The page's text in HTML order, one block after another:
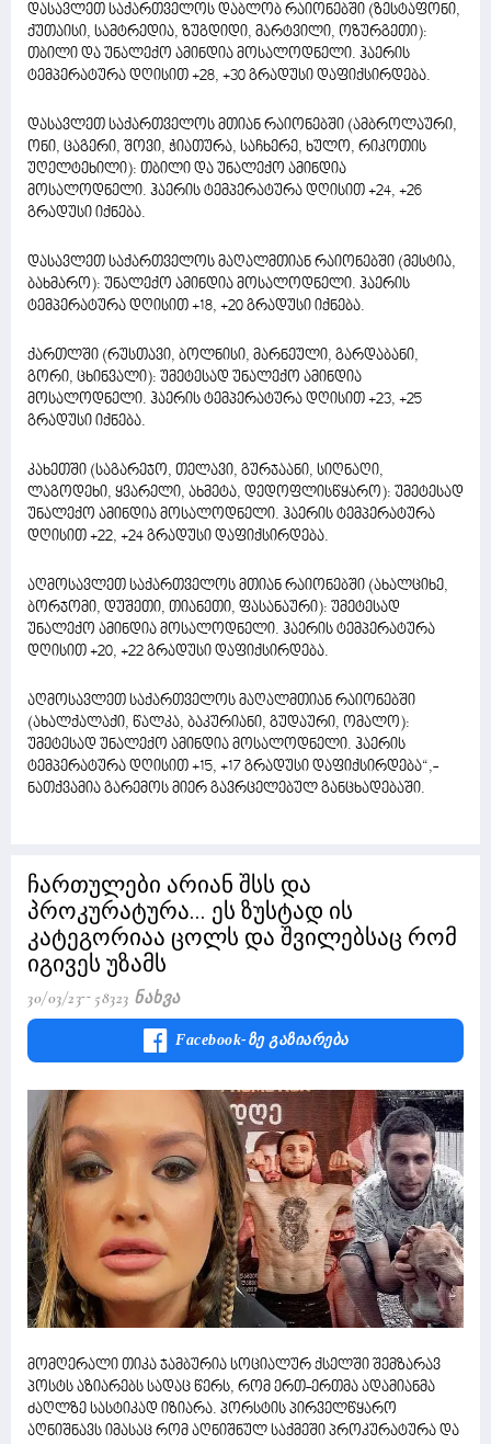
დასავლეთ საქართველოს დაბლობ რაიონებში (ზესტაფონი,
ქუთაისი, სამტრედია, ზუგდიდი, მარტვილი, ოზურგეთი):
თბილი და უნალექო ამინდია მოსალოდნელი. ჰაერის
ტემპერატურა დღისით +28, +30 გრადუსი დაფიქსირდება.
დასავლეთ საქართველოს მთიან რაიონებში (ამბროლაური,
ონი, ცაგერი, შოვი, ჭიათურა, საჩხერე, ხულო, რიკოთის
უღელტეხილი): თბილი და უნალექო ამინდია
მოსალოდნელი. ჰაერის ტემპერატურა დღისით +24, +26
გრადუსი იქნება.
დასავლეთ საქართველოს მაღალმთიან რაიონებში (მესტია,
ბახმარო): უნალექო ამინდია მოსალოდნელი. ჰაერის
ტემპერატურა დღისით +18, +20 გრადუსი იქნება.
ქართლში (რუსთავი, ბოლნისი, მარნეული, გარდაბანი,
გორი, ცხინვალი): უმეტესად უნალექო ამინდია
მოსალოდნელი. ჰაერის ტემპერატურა დღისით +23, +25
გრადუსი იქნება.
კახეთში (საგარეჯო, თელავი, გურჯაანი, სიღნაღი,
ლაგოდეხი, ყვარელი, ახმეტა, დედოფლისწყარო): უმეტესად
უნალექო ამინდია მოსალოდნელი. ჰაერის ტემპერატურა
დღისით +22, +24 გრადუსი დაფიქსირდება.
აღმოსავლეთ საქართველოს მთიან რაიონებში (ახალციხე,
ბორჯომი, დუშეთი, თიანეთი, ფასანაური): უმეტესად
უნალექო ამინდია მოსალოდნელი. ჰაერის ტემპერატურა
დღისით +20, +22 გრადუსი დაფიქსირდება.
აღმოსავლეთ საქართველოს მაღალმთიან რაიონებში
(ახალქალაქი, წალკა, ბაკურიანი, გუდაური, ომალო):
უმეტესად უნალექო ამინდია მოსალოდნელი. ჰაერის
ტემპერატურა დღისით +15, +17 გრადუსი დაფიქსირდება“,-
ნათქვამია გარემოს მიერ გავრცელებულ განცხადებაში.
ჩართულები არიან შსს და
პროკურატურა... ეს ზუსტად ის
კატეგორიაა ცოლს და შვილებსაც რომ
იგივეს უზამს
30/03/23 58323 Ნახვა
Facebook-Ზე Გაზიარება
მომღერალი თიკა ჯამბურია სოციალურ ქსელში შემზარავ
პოსტს აზიარებს სადაც წერს, რომ ერთ-ერთმა ადამიანმა
ძაღლზე სასტიკად იზიარა. პორსტის პირველწყარო
აღნიშნავს იმასაც რომ აღნიშნულ საქმეში პროკურატურა და